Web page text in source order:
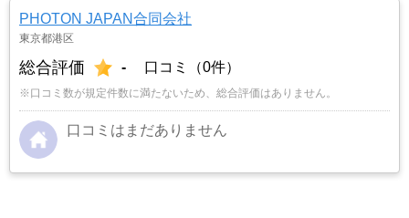
PHOTON JAPAN合同会社
東京都港区
総合評価 - 口コミ（0件）
※口コミ数が規定件数に満たないため、総合評価はありません。
口コミはまだありません